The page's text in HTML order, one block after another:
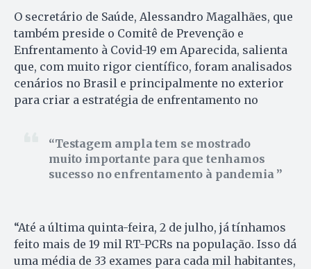
O secretário de Saúde, Alessandro Magalhães, que
também preside o Comitê de Prevenção e
Enfrentamento à Covid-19 em Aparecida, salienta
que, com muito rigor científico, foram analisados
cenários no Brasil e principalmente no exterior
para criar a estratégia de enfrentamento no
Testagem ampla tem se mostrado
muito importante para que tenhamos
sucesso no enfrentamento à pandemia
“Até a última quinta-feira, 2 de julho, já tínhamos
feito mais de 19 mil RT-PCRs na população. Isso dá
uma média de 33 exames para cada mil habitantes,